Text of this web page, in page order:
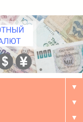
▼
▼
▼